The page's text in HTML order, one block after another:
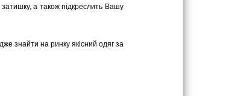
а також підкреслить Вашу
знайти на ринку якісний одяг за